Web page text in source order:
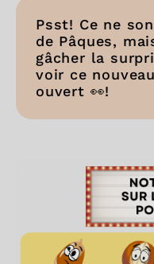
Psst! Ce ne
de Pâques,
gâcher la
voir ce
ouvert 👀!